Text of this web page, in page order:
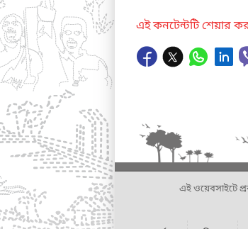
এই কনটেন্টটি শেয়ার
এই ওয়েবসাইটে